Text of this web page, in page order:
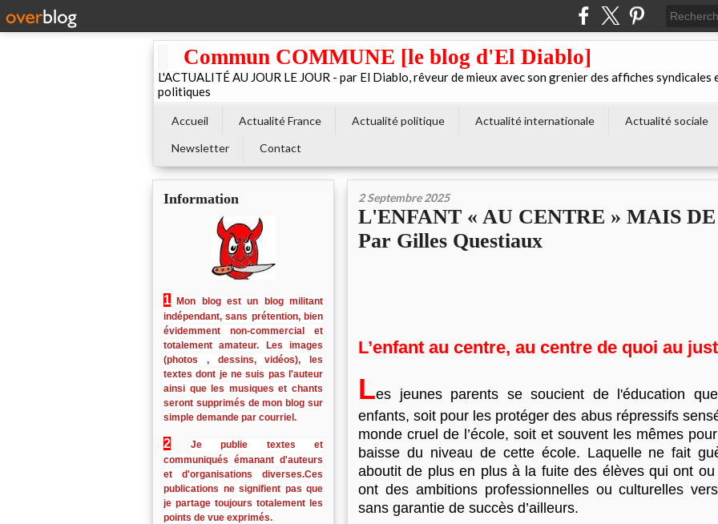
Commun COMMUNE [le blog d'El Diablo]
L'ACTUALITÉ AU JOUR LE JOUR - par El Diablo, rêveur de mieux avec son grenier des affiches syndicales
politiques
Accueil Actualité France Actualité politique Actualité internationale Actualité sociale
Newsletter
Contact
Information
1
Mon blog est un blog militant
indépendant, sans prétention, bien
évidemment non-commercial et
totalement amateur. Les images
(photos , dessins, vidéos), les
textes dont je ne suis pas l'auteur
ainsi que les musiques et chants
seront supprimés de mon blog sur
simple demande par courriel.
2
Je publie textes et
communiqués émanant d'auteurs
et d'organisations diverses.Ces
publications ne signifient pas que
je partage toujours totalement les
points de vue exprimés.
2 Septembre 2025
L'ENFANT « AU CENTRE » MAIS
Par Gilles Questiaux
L’enfant au centre, au centre de quoi au
Les jeunes parents se soucient de l'éducation
enfants, soit pour les protéger des abus répressifs
monde cruel de l’école, soit et souvent les mêmes
baisse du niveau de cette école. Laquelle ne fait
aboutit de plus en plus à la fuite des élèves qui ont
ont des ambitions professionnelles ou culturelles
sans garantie de succès d’ailleurs.